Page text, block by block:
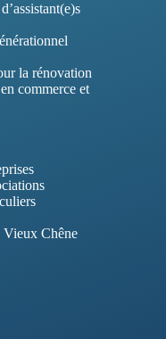
la rénovation
commerce et
Vieux Chêne